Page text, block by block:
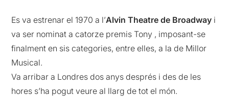
Es va estrenar el 1970 a l’Alvin Theatre de Broadway i
va ser nominat a catorze premis Tony , imposant-se
finalment en sis categories, entre elles, a la de Millor
Musical.
Va arribar a Londres dos anys després i des de les
hores s’ha pogut veure al llarg de tot el món.